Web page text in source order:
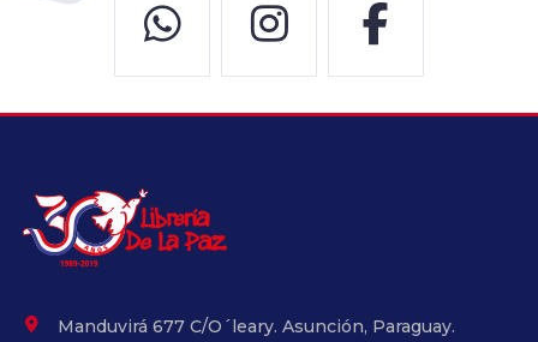
Manduvirá 677 C/O´leary. Asunción, Paraguay.